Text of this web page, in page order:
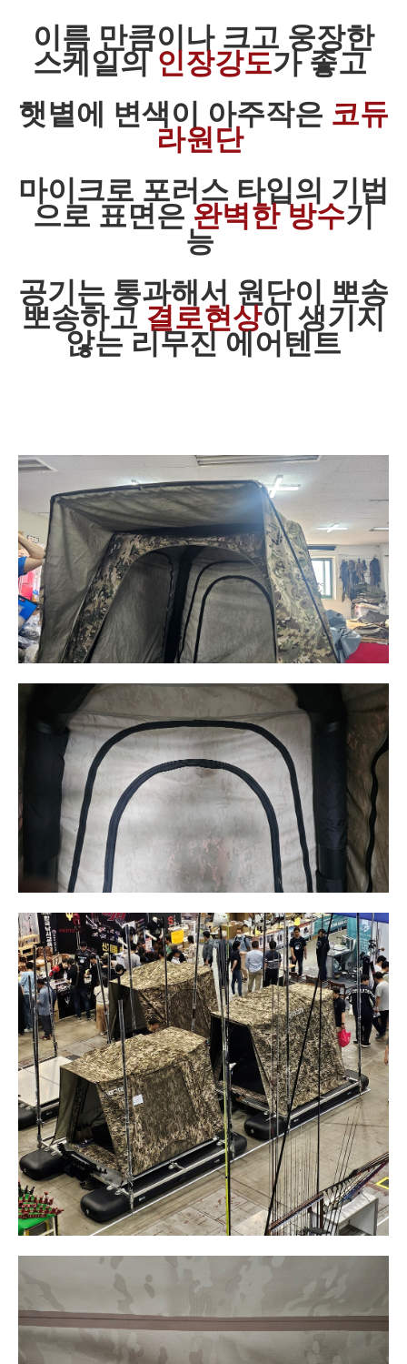
이름 만큼이나 크고 웅장한
스케일의인장강도가 좋고
햇볕에 변색이 아주작은 코듀
라원단
마이크로 포러스 타입의 기법
으로 표면은 완벽한 방수기
능
공기는 통과해서 원단이 뽀송
뽀송하고 결로현상이 생기지
않는 리무진 에어텐트